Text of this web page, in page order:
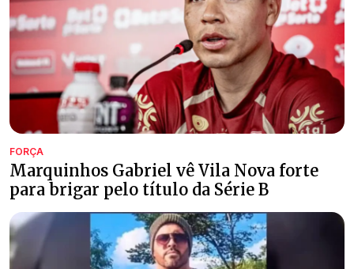
FORÇA
Marquinhos Gabriel vê Vila Nova forte
para brigar pelo título da Série B